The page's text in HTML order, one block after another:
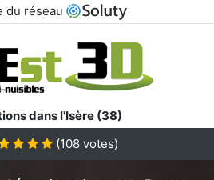
du réseau
dans l'Isère (38)
(108 votes)